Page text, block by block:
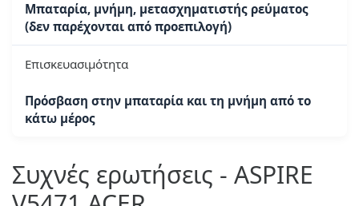
Μπαταρία, μνήμη, μετασχηματιστής ρεύματος
(δεν παρέχονται από προεπιλογή)
Επισκευασιμότητα
Πρόσβαση στην μπαταρία και τη μνήμη από το
κάτω μέρος
Συχνές ερωτήσεις - ASPIRE